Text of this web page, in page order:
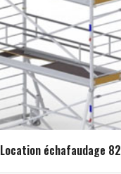
Location échafaudage 82